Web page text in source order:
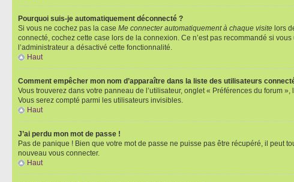
Pourquoi suis-je automatiquement déconnecté ?
Si vous ne cochez pas la case Me connecter automatiquement à chaque visite lors
connecté, cochez cette case lors de la connexion. Ce n’est pas recommandé si
l’administrateur a désactivé cette fonctionnalité.
Haut
Comment empêcher mon nom d’apparaître dans la liste des utilisateurs
Vous trouverez dans votre panneau de l’utilisateur, onglet « Préférences du forum »,
Vous serez compté parmi les utilisateurs invisibles.
Haut
J’ai perdu mon mot de passe !
Pas de panique ! Bien que votre mot de passe ne puisse pas être récupéré, il peut
nouveau vous connecter.
Haut